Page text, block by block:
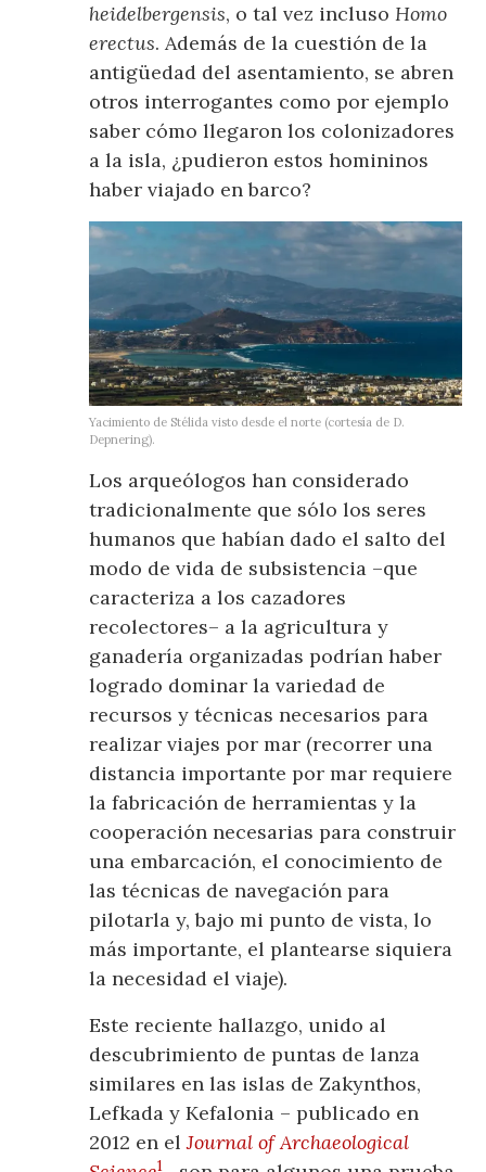
heidelbergensis, o tal vez inclusoHomo
erectus. Además de la cuestión de la
antigüedad del asentamiento, se abren
otros interrogantes como por ejemplo
saber cómo llegaron los colonizadores
a la isla, ¿pudieron estos homininos
haber viajado en barco?
Yacimiento de Stélida visto desde el norte (cortesía de D.
Depnering).
Los arqueólogos han considerado
tradicionalmente que sólo los seres
humanos que habían dado el salto del
modo de vida de subsistencia –que
caracteriza a los cazadores
recolectores– a la agricultura y
ganadería organizadas podrían haber
logrado dominar la variedad de
recursos y técnicas necesarios para
realizar viajes por mar (recorrer una
distancia importante por mar requiere
la fabricación de herramientas y la
cooperación necesarias para construir
una embarcación, el conocimiento de
las técnicas de navegación para
pilotarla y, bajo mi punto de vista, lo
más importante, el plantearse siquiera
la necesidad el viaje).
Este reciente hallazgo, unido al
descubrimiento de puntas de lanza
similares en las islas de Zakynthos,
Lefkada y Kefalonia – publicado en
2012 en elJournal of Archaeological
1